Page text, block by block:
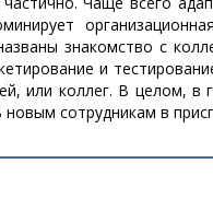
знакомство с
и
или коллег. В целом,
сотрудникам в